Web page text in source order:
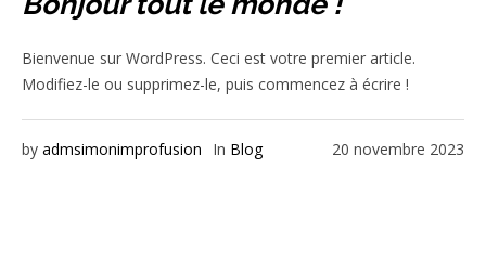
Bienvenue sur WordPress. Ceci est votre premier article.
Modifiez-le ou supprimez-le, puis commencez à écrire !
20 novembre 2023
by admsimonimprofusion In Blog